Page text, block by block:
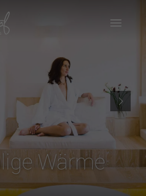
Wärme